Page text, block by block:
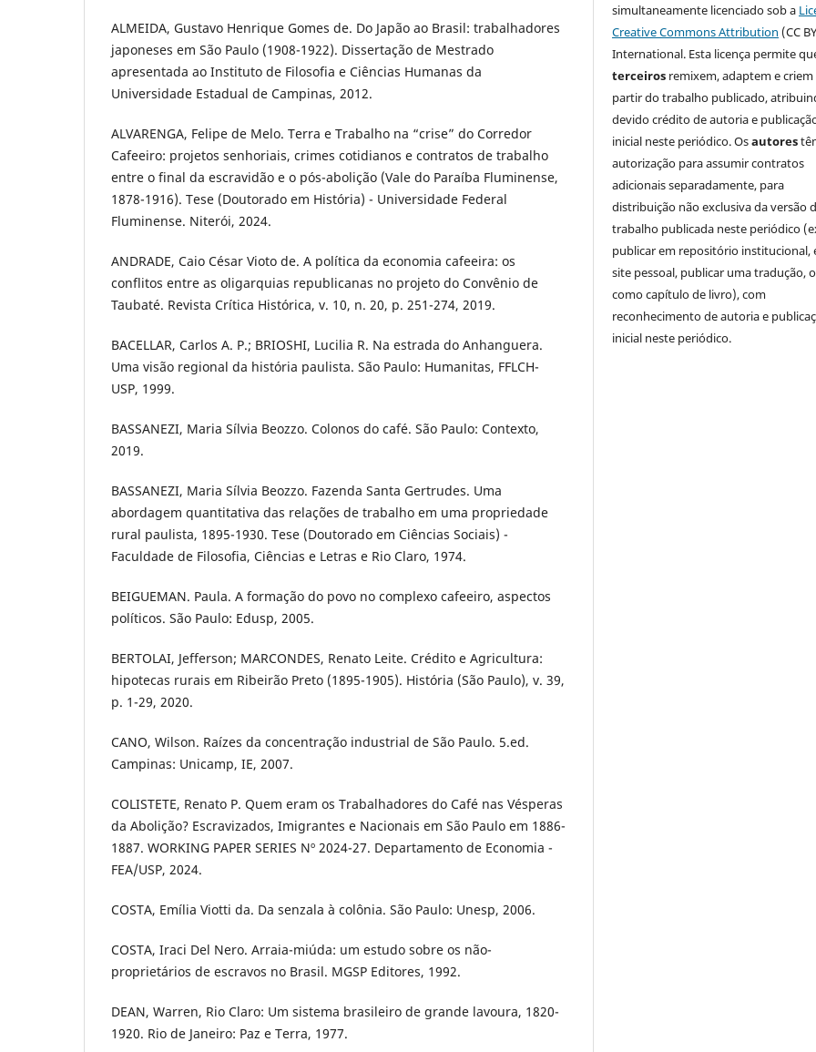
ALMEIDA, Gustavo Henrique Gomes de. Do Japão ao Brasil: trabalhadores
japoneses em São Paulo (1908-1922). Dissertação de Mestrado
apresentada ao Instituto de Filosofia e Ciências Humanas da
Universidade Estadual de Campinas, 2012.
ALVARENGA, Felipe de Melo. Terra e Trabalho na “crise” do Corredor
Cafeeiro: projetos senhoriais, crimes cotidianos e contratos de trabalho
entre o final da escravidão e o pós-abolição (Vale do Paraíba Fluminense,
1878-1916). Tese (Doutorado em História) - Universidade Federal
Fluminense. Niterói, 2024.
ANDRADE, Caio César Vioto de. A política da economia cafeeira: os
conflitos entre as oligarquias republicanas no projeto do Convênio de
Taubaté. Revista Crítica Histórica, v. 10, n. 20, p. 251-274, 2019.
BACELLAR, Carlos A. P.; BRIOSHI, Lucilia R. Na estrada do Anhanguera.
Uma visão regional da história paulista. São Paulo: Humanitas, FFLCH-
USP, 1999.
BASSANEZI, Maria Sílvia Beozzo. Colonos do café. São Paulo: Contexto,
2019.
BASSANEZI, Maria Sílvia Beozzo. Fazenda Santa Gertrudes. Uma
abordagem quantitativa das relações de trabalho em uma propriedade
rural paulista, 1895-1930. Tese (Doutorado em Ciências Sociais) -
Faculdade de Filosofia, Ciências e Letras e Rio Claro, 1974.
BEIGUEMAN. Paula. A formação do povo no complexo cafeeiro, aspectos
políticos. São Paulo: Edusp, 2005.
BERTOLAI, Jefferson; MARCONDES, Renato Leite. Crédito e Agricultura:
hipotecas rurais em Ribeirão Preto (1895-1905). História (São Paulo), v. 39,
p. 1-29, 2020.
CANO, Wilson. Raízes da concentração industrial de São Paulo. 5.ed.
Campinas: Unicamp, IE, 2007.
COLISTETE, Renato P. Quem eram os Trabalhadores do Café nas Vésperas
da Abolição? Escravizados, Imigrantes e Nacionais em São Paulo em 1886-
1887. WORKING PAPER SERIES Nº 2024-27. Departamento de Economia -
FEA/USP, 2024.
COSTA, Emília Viotti da. Da senzala à colônia. São Paulo: Unesp, 2006.
COSTA, Iraci Del Nero. Arraia-miúda: um estudo sobre os não-
proprietários de escravos no Brasil. MGSP Editores, 1992.
DEAN, Warren, Rio Claro: Um sistema brasileiro de grande lavoura, 1820-
1920. Rio de Janeiro: Paz e Terra, 1977.
simultaneamente licenciado sob a
Creative Commons Attribution (CC
International. Esta licença permite
terceiros remixem, adaptem e criem
partir do trabalho publicado,
devido crédito de autoria e
inicial neste periódico. Osautores
autorização para assumir contratos
adicionais separadamente, para
distribuição não exclusiva da versão
trabalho publicada neste periódico
publicar em repositório institucional,
site pessoal, publicar uma tradução,
como capítulo de livro), com
reconhecimento de autoria e
inicial neste periódico.